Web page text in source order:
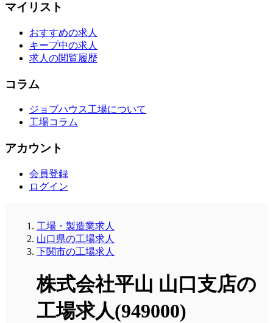
マイリスト
おすすめの求人
キープ中の求人
求人の閲覧履歴
コラム
ジョブハウス工場について
工場コラム
アカウント
会員登録
ログイン
工場・製造業求人
山口県の工場求人
下関市の工場求人
株式会社平山 山口支店の
工場求人(949000)